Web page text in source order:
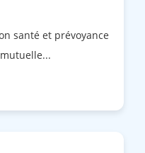
santé et prévoyance